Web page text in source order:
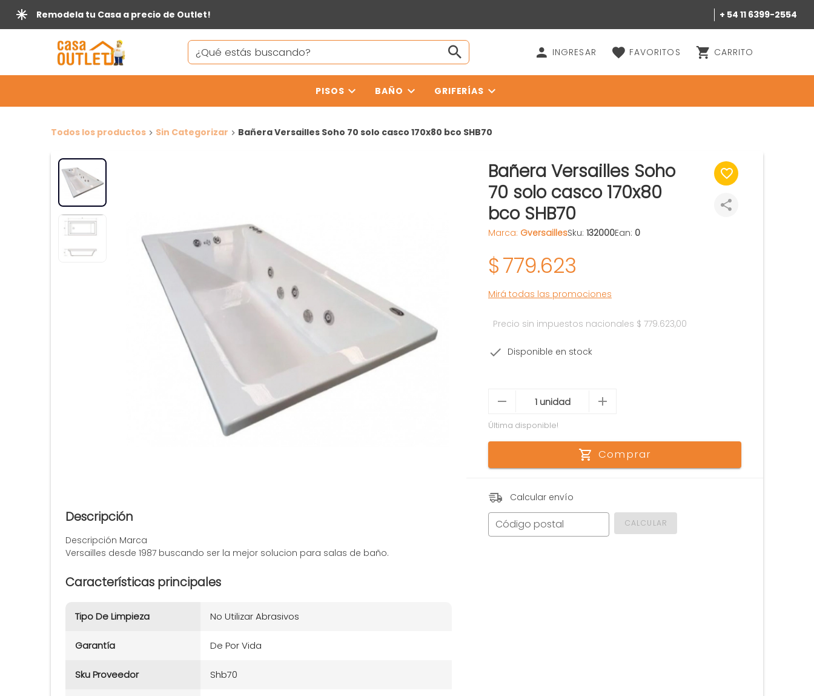
Remodela tu Casa a precio de Outlet! + 54 11 6399-2554
INGRESAR FAVORITOS CARRITO
PISOS BAÑO GRIFERÍAS
Todos los productos Sin Categorizar Bañera Versailles Soho 70 solo casco 170x80 bco SHB70
Descripción
Descripción Marca
Versailles desde 1987 buscando ser la mejor solucion para salas de baño.
Características principales
Tipo De Limpieza No Utilizar Abrasivos
Garantía De Por Vida
Sku Proveedor Shb70
Bañera Versailles Soho
70 solo casco 170x80
bco SHB70
Marca: GversaillesSku: 132000Ean: 0
$779.623
Mirá todas las promociones
Precio sin impuestos nacionales $ 779.623,00
Disponible en stock
Última disponible!
Comprar
Calcular envío
Código postal CALCULAR